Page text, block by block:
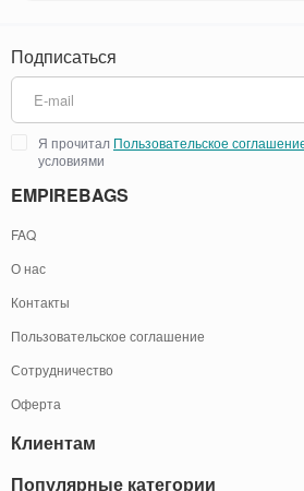
Подписаться
Я прочитал Пользовательское
условиями
EMPIREBAGS
FAQ
О нас
Контакты
Пользовательское соглашение
Сотрудничество
Оферта
Клиентам
Блог
Популярные категории